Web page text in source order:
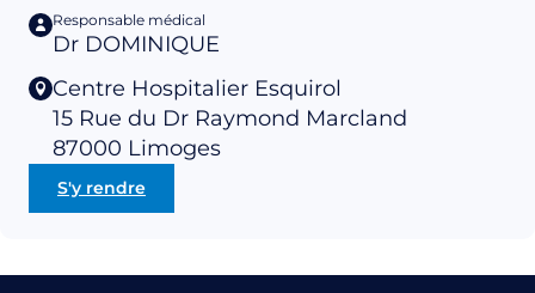
Responsable médical
Dr DOMINIQUE
Centre Hospitalier Esquirol
15 Rue du Dr Raymond Marcland
87000 Limoges
S'y rendre